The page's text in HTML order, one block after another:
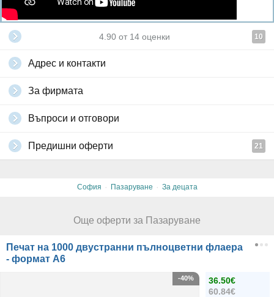
4.90 от 14 оценки 10
Адрес и контакти
За фирмата
Въпроси и отговори
Предишни оферти 21
София · Пазаруване · За децата
Още оферти за Пазаруване
Печат на 1000 двустранни пълноцветни флаера
- формат А6
36.50€
60.84€
-40%